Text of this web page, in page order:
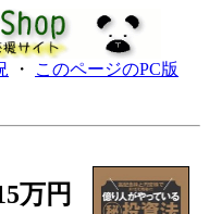
・ このページのPC版
万円